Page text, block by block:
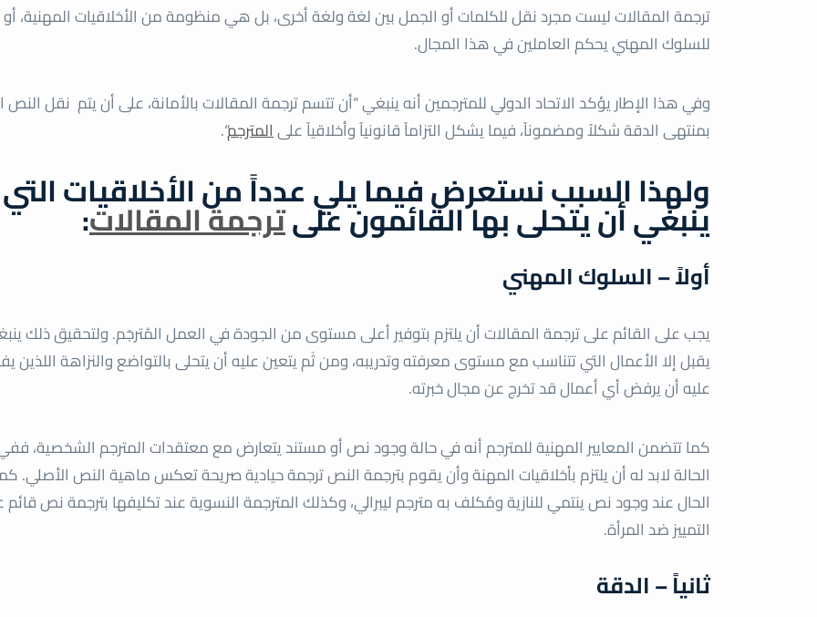
ترجمة المقالات ليست مجرد نقل للكلمات أو الجمل بين لغة ولغة أخرى، بل هي منظومة من الأخلاقيات المهنية،
للسلوك المهني يحكم العاملين في هذا المجال.
وفي هذا الإطار يؤكد الاتحاد الدولي للمترجمين أنه ينبغي “أن تتسم ترجمة المقالات بالأمانة، على أن يتم نقل النص
بمنتهى الدقة شكلاً ومضموناً، فيما يشكل التزاماً قانونياً وأخلاقياً علىالمترجم“.
ولهذا السبب نستعرض فيما يلي عدداً من الأخلاقيات التي
ينبغي أن يتحلى بها القائمون علىترجمة المقالات:
أولاً – السلوك المهني
يجب على القائم على ترجمة المقالات أن يلتزم بتوفير أعلى مستوى من الجودة في العمل المُترجَم. ولتحقيق ذلك
يقبل إلا الأعمال التي تتناسب مع مستوى معرفته وتدريبه، ومن ثَم يتعين عليه أن يتحلى بالتواضع والنزاهة اللذين
عليه أن يرفض أي أعمال قد تخرج عن مجال خبرته.
كما تتضمن المعايير المهنية للمترجم أنه في حالة وجود نص أو مستند يتعارض مع معتقدات المترجم الشخصية،
الحالة لابد له أن يلتزم بأخلاقيات المهنة وأن يقوم بترجمة النص ترجمة حيادية صريحة تعكس ماهية النص الأصلي.
الحال عند وجود نص ينتمي للنازية ومُكلف به مترجم ليبرالي، وكذلك المترجمة النسوية عند تكليفها بترجمة نص
التمييز ضد المرأة.
ثانياً – الدقة